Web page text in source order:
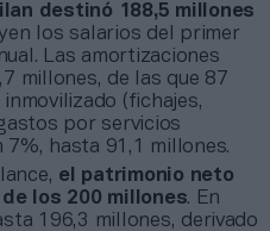
destinó 188,5 millones
los salarios del primer
Las amortizaciones
millones, de las que 87
(fichajes,
por servicios
7%, hasta 91,1 millones.
el patrimonio neto
los 200 millones. En
196,3 millones, derivado